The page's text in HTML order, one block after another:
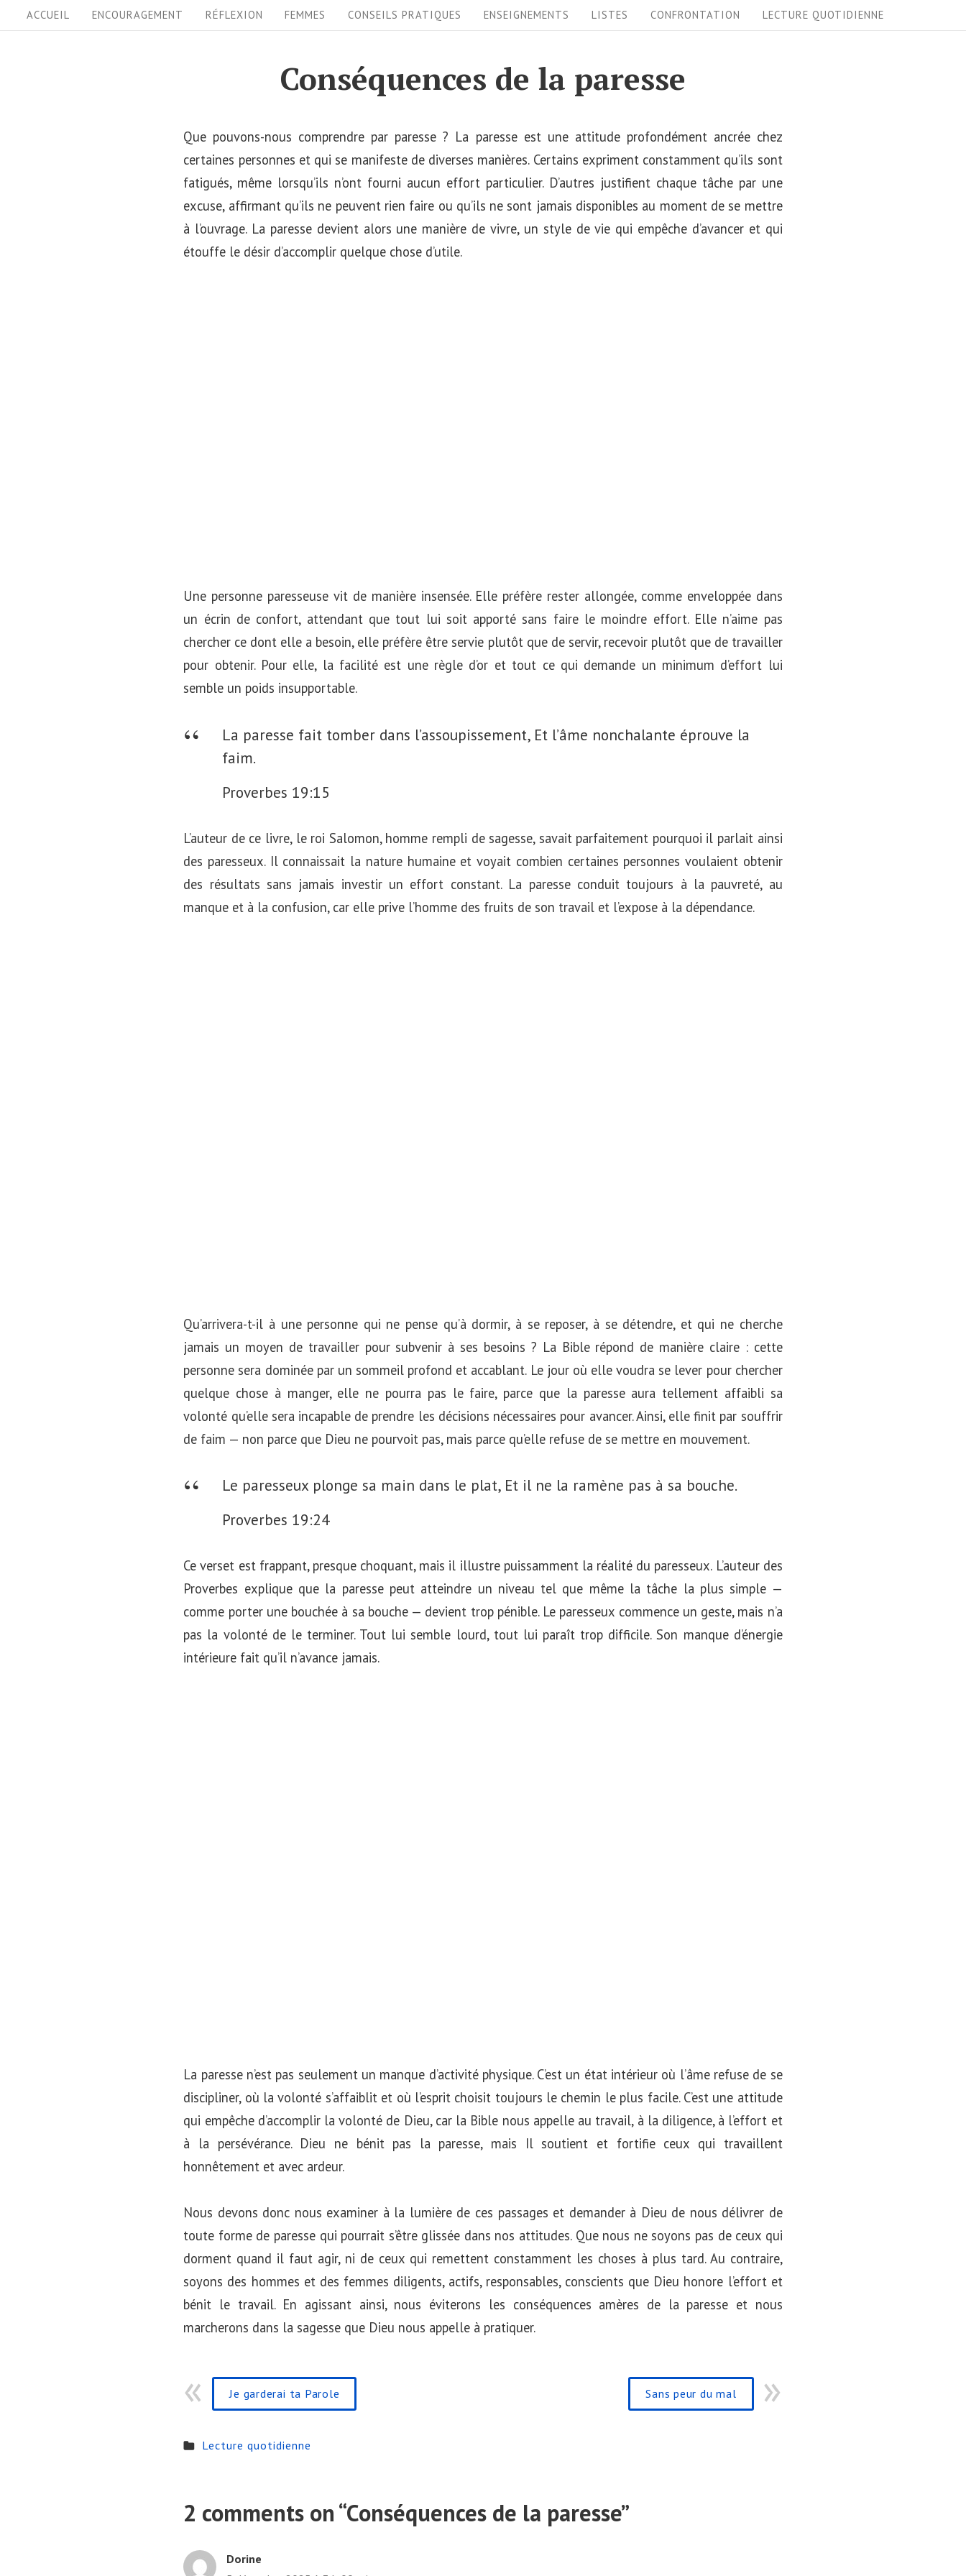
k
i
ACCUEIL ENCOURAGEMENT RÉFLEXION FEMMES CONSEILS PRATIQUES ENSEIGNEMENTS LISTES CONFRONTATION LECTURE QUOTIDIENNE
Conséquences de la paresse
Que pouvons-nous comprendre par paresse ? La paresse est une attitude profondément ancrée chez
certaines personnes et qui se manifeste de diverses manières. Certains expriment constamment qu’ils sont
fatigués, même lorsqu’ils n’ont fourni aucun effort particulier. D’autres justifient chaque tâche par une
excuse, affirmant qu’ils ne peuvent rien faire ou qu’ils ne sont jamais disponibles au moment de se mettre
à l’ouvrage. La paresse devient alors une manière de vivre, un style de vie qui empêche d’avancer et qui
étouffe le désir d’accomplir quelque chose d’utile.
Une personne paresseuse vit de manière insensée. Elle préfère rester allongée, comme enveloppée dans
un écrin de confort, attendant que tout lui soit apporté sans faire le moindre effort. Elle n’aime pas
chercher ce dont elle a besoin, elle préfère être servie plutôt que de servir, recevoir plutôt que de travailler
pour obtenir. Pour elle, la facilité est une règle d’or et tout ce qui demande un minimum d’effort lui
semble un poids insupportable.
La paresse fait tomber dans l’assoupissement,Et l’âme nonchalante éprouve la
faim.
Proverbes 19:15
L’auteur de ce livre, le roi Salomon, homme rempli de sagesse, savait parfaitement pourquoi il parlait ainsi
des paresseux. Il connaissait la nature humaine et voyait combien certaines personnes voulaient obtenir
des résultats sans jamais investir un effort constant. La paresse conduit toujours à la pauvreté, au
manque et à la confusion, car elle prive l’homme des fruits de son travail et l’expose à la dépendance.
Qu’arrivera-t-il à une personne qui ne pense qu’à dormir, à se reposer, à se détendre, et qui ne cherche
jamais un moyen de travailler pour subvenir à ses besoins ? La Bible répond de manière claire : cette
personne sera dominée par un sommeil profond et accablant. Le jour où elle voudra se lever pour chercher
quelque chose à manger, elle ne pourra pas le faire, parce que la paresse aura tellement affaibli sa
volonté qu’elle sera incapable de prendre les décisions nécessaires pour avancer. Ainsi, elle finit par souffrir
de faim — non parce que Dieu ne pourvoit pas, mais parce qu’elle refuse de se mettre en mouvement.
Le paresseux plonge sa main dans le plat,Et il ne la ramène pas à sa bouche.
Proverbes 19:24
Ce verset est frappant, presque choquant, mais il illustre puissamment la réalité du paresseux. L’auteur des
Proverbes explique que la paresse peut atteindre un niveau tel que même la tâche la plus simple —
comme porter une bouchée à sa bouche — devient trop pénible. Le paresseux commence un geste, mais n’a
pas la volonté de le terminer. Tout lui semble lourd, tout lui paraît trop difficile. Son manque d’énergie
intérieure fait qu’il n’avance jamais.
La paresse n’est pas seulement un manque d’activité physique. C’est un état intérieur où l’âme refuse de se
discipliner, où la volonté s’affaiblit et où l’esprit choisit toujours le chemin le plus facile. C’est une attitude
qui empêche d’accomplir la volonté de Dieu, car la Bible nous appelle au travail, à la diligence, à l’effort et
à la persévérance. Dieu ne bénit pas la paresse, mais Il soutient et fortifie ceux qui travaillent
honnêtement et avec ardeur.
Nous devons donc nous examiner à la lumière de ces passages et demander à Dieu de nous délivrer de
toute forme de paresse qui pourrait s’être glissée dans nos attitudes. Que nous ne soyons pas de ceux qui
dorment quand il faut agir, ni de ceux qui remettent constamment les choses à plus tard. Au contraire,
soyons des hommes et des femmes diligents, actifs, responsables, conscients que Dieu honore l’effort et
bénit le travail. En agissant ainsi, nous éviterons les conséquences amères de la paresse et nous
marcherons dans la sagesse que Dieu nous appelle à pratiquer.
Je garderai ta Parole Sans peur du mal
Lecture quotidienne
2 comments on “Conséquences de la paresse”
Dorine